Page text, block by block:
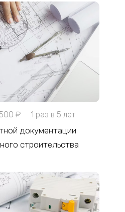
₽ 1 раз в 5 лет
документации
строительства